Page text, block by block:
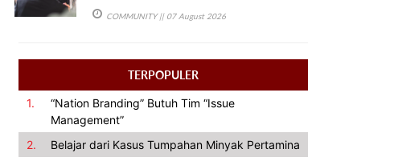
COMMUNITY|| 07 August 2026
TERPOPULER
1.
“Nation Branding” Butuh Tim “Issue
Management”
2.
Belajar dari Kasus Tumpahan Minyak Pertamina